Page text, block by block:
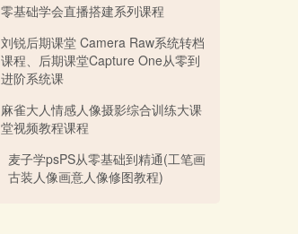
零基础学会直播搭建系列课程
刘锐后期课堂 Camera Raw系统转档
课程、后期课堂Capture One从零到
进阶系统课
麻雀大人情感人像摄影综合训练大课
堂视频教程课程
麦子学psPS从零基础到精通(工笔画
古装人像画意人像修图教程)